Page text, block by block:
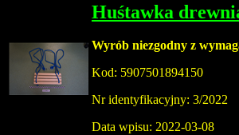
Huśtawka
Wyrób niezgodny z
Kod: 5907501894150
Nr identyfikacyjny: 3/2022
Data wpisu: 2022-03-08